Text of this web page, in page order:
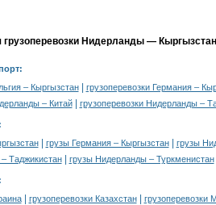
грузоперевозки Нидерланды —
– Кыргызстан|
грузоперевозки Германия –
– Китай| грузоперевозки Нидерланды –
| грузы Германия – Кыргызстан|
грузы
Таджикистан| грузы Нидерланды – Туркменистан
| грузоперевозки Казахстан|
грузоперевозки